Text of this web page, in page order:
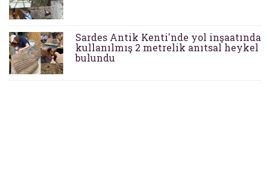
Sardes Antik Kenti'nde yol inşaatında
kullanılmış 2 metrelik anıtsal heykel
bulundu